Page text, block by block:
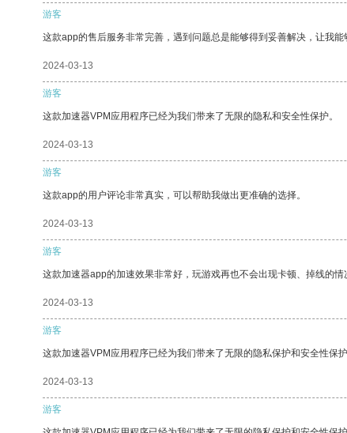
游客
这款app的售后服务非常完善，遇到问题总是能够得到妥善解决，让我能
2024-03-13
游客
这款加速器VPM应用程序已经为我们带来了无限的隐私和安全性保护。
2024-03-13
游客
这款app的用户评论非常真实，可以帮助我做出更准确的选择。
2024-03-13
游客
这款加速器app的加速效果非常好，玩游戏再也不会出现卡顿、掉线的
2024-03-13
游客
这款加速器VPM应用程序已经为我们带来了无限的隐私保护和安全性保护
2024-03-13
游客